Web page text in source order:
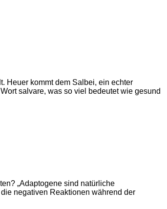
Heuer kommt dem Salbei, ein echter
salvare, was so viel bedeutet wie gesund
„Adaptogene sind natürliche
negativen Reaktionen während der